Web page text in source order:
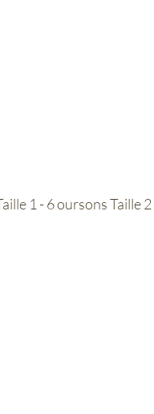
1 - 6 oursons Taille